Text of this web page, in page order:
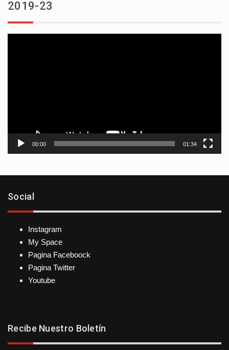
2019-23
00:00 01:34
Social
Instagram
My Space
Pagina Faceboock
Pagina Twitter
Youtube
Recibe Nuestro Boletín